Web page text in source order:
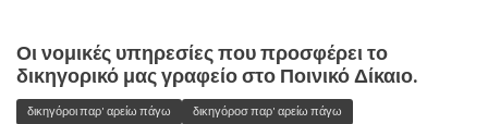
Οι νομικές υπηρεσίες που προσφέρει το
δικηγορικό μας γραφείο στο Ποινικό Δίκαιο.
δικηγόροι παρ' αρείω πάγω
δικηγόροσ παρ' αρείω πάγω